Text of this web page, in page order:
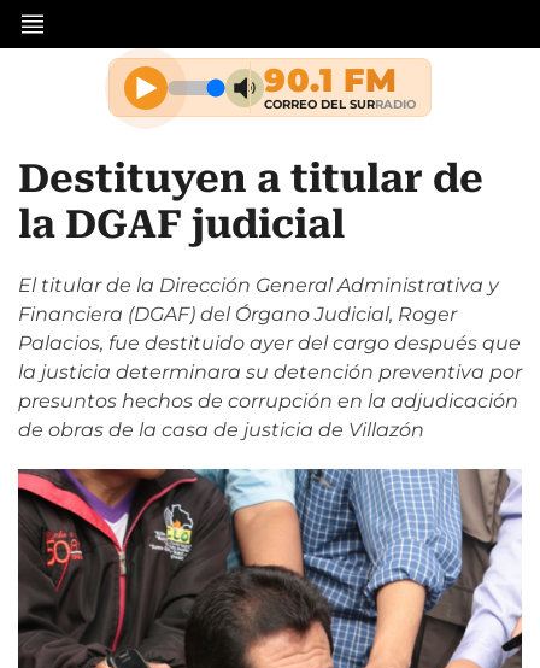
Destituyen a titular de
la DGAF judicial
El titular de la Dirección General Administrativa y
Financiera (DGAF) del Órgano Judicial, Roger
Palacios, fue destituido ayer del cargo después que
la justicia determinara su detención preventiva por
presuntos hechos de corrupción en la adjudicación
de obras de la casa de justicia de Villazón